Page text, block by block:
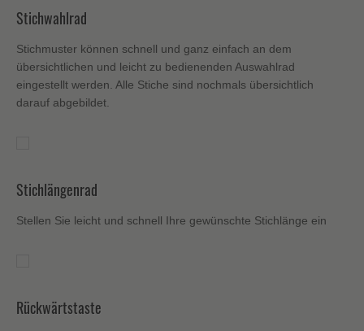
Stichwahlrad
Stichmuster können schnell und ganz einfach an dem
übersichtlichen und leicht zu bedienenden Auswahlrad
eingestellt werden. Alle Stiche sind nochmals übersichtlich
darauf abgebildet.
Stichlängenrad
Stellen Sie leicht und schnell Ihre gewünschte Stichlänge ein
Rückwärtstaste